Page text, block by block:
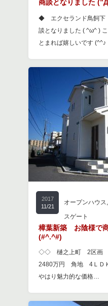
商談となりました
◆ エクセランド鳥飼
談となりました ( ^ω^ )
とまれば嬉しいです
2017
11/21
オープンハウス
スゲート
樟葉新築 お陰様で
(#^.^#)
◇◇ 樋之上町 2区
2480万円 角地 4ＬＤ
やはり魅力的な価格…